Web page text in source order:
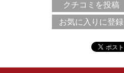
クチコミを投稿
お気に入りに登録